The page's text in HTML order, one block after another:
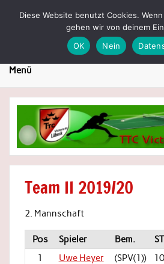
content
TTC Victoria
Tischtennis in Lübeck
Menü
Team II 2019/20
2. Mannschaft
Pos Spieler Bem. ST
1
Uwe Heyer (SPV(1)) 10
Diese Website benutzt Cookies.
gehen wir von deinem
OK
Nein